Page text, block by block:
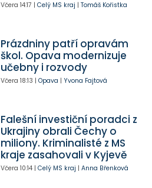
Včera 14:17 | Celý MS kraj | Tomáš Kořistka
Prázdniny patří opravám
škol. Opava modernizuje
učebny i rozvody
Včera 18:13 | Opava | Yvona Fajtová
Falešní investiční poradci z
Ukrajiny obrali Čechy o
miliony. Kriminalisté z MS
kraje zasahovali v Kyjevě
Včera 10:14| Celý MS kraj | Anna Břenková